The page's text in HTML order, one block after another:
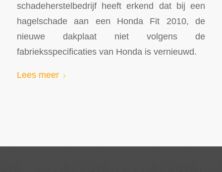
schadeherstelbedrijf heeft erkend dat bij een
hagelschade aan een Honda Fit 2010, de
nieuwe dakplaat niet volgens de
fabrieksspecificaties van Honda is vernieuwd.
Lees meer